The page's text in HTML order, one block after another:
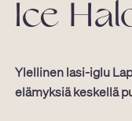
Ice
Ylellinen lasi-iglu
elämyksiä keskellä